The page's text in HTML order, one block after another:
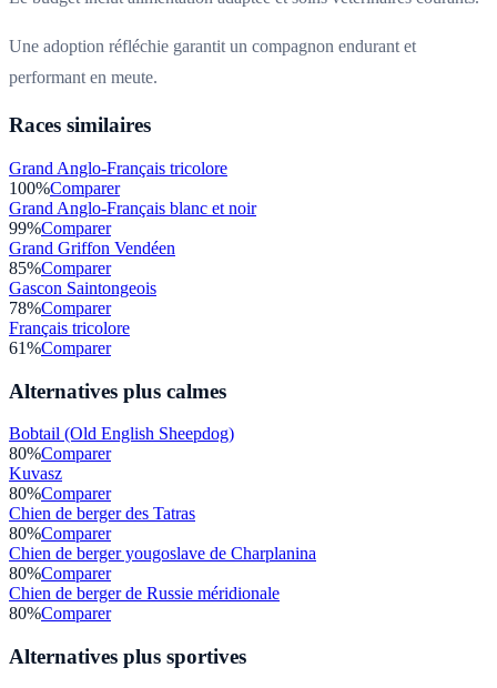
Une adoption réfléchie garantit un compagnon endurant et
performant en meute.
Races similaires
Grand Anglo-Français tricolore
100%Comparer
Grand Anglo-Français blanc et noir
99%Comparer
Grand Griffon Vendéen
85%Comparer
Gascon Saintongeois
78%Comparer
Français tricolore
61%Comparer
Alternatives plus calmes
Bobtail (Old English Sheepdog)
80%Comparer
Kuvasz
80%Comparer
Chien de berger des Tatras
80%Comparer
Chien de berger yougoslave de Charplanina
80%Comparer
Chien de berger de Russie méridionale
80%Comparer
Alternatives plus sportives